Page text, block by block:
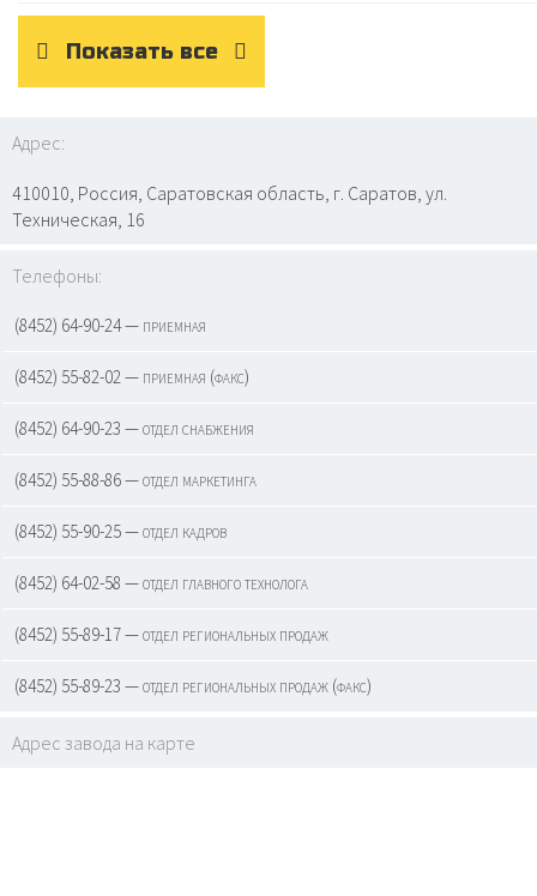
Показать все
Адрес:
410010, Россия, Саратовская область, г. Саратов, ул.
Техническая, 16
Телефоны:
(8452) 64-90-24 — приемная
(8452) 55-82-02 — приемная (факс)
(8452) 64-90-23 — отдел снабжения
(8452) 55-88-86 — отдел маркетинга
(8452) 55-90-25 — отдел кадров
(8452) 64-02-58 — отдел главного технолога
(8452) 55-89-17 — отдел региональных продаж
(8452) 55-89-23 — отдел региональных продаж (факс)
Адрес завода на карте